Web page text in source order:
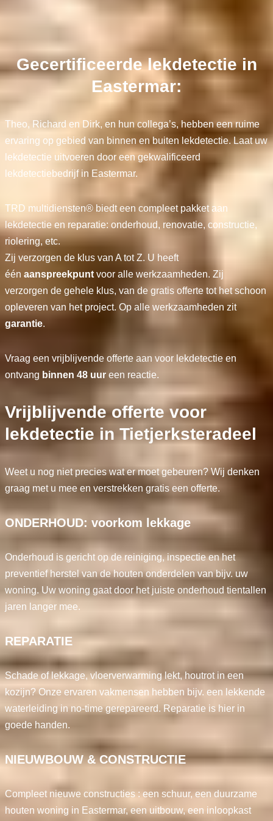
Gecertificeerde lekdetectie in
Eastermar:
Theo, Richard en Dirk, en hun collega’s, hebben een ruime
ervaring op gebied van binnen en buiten lekdetectie. Laat uw
lekdetectie uitvoeren door een gekwalificeerd
lekdetectiebedrijf in Eastermar.
TRD multidiensten® biedt een compleet pakket aan
lekdetectie en reparatie: onderhoud, renovatie, constructie,
riolering, etc.
Zij verzorgen de klus van A tot Z. U heeft
één aanspreekpuntvoor alle werkzaamheden. Zij
verzorgen de gehele klus, van de gratis offerte tot het schoon
opleveren van het project. Op alle werkzaamheden zit
garantie.
Vraag een vrijblijvende offerte aan voor lekdetectie en
ontvang binnen 48 uureen reactie.
Vrijblijvende offerte voor
lekdetectie in Tietjerksteradeel
Weet u nog niet precies wat er moet gebeuren? Wij denken
graag met u mee en verstrekken gratis een offerte.
ONDERHOUD: voorkom lekkage
Onderhoud is gericht op de reiniging, inspectie en het
preventief herstel van de houten onderdelen van bijv. uw
woning. Uw woning gaat door het juiste onderhoud tientallen
jaren langer mee.
REPARATIE
Schade of lekkage, vloerverwarming lekt, houtrot in een
kozijn? Onze ervaren vakmensen hebben bijv. een lekkende
waterleiding in no-time gerepareerd. Reparatie is hier in
goede handen.
NIEUWBOUW & CONSTRUCTIE
Compleet nieuwe constructies : een schuur, een duurzame
houten woning in Eastermar, een uitbouw, een inloopkast